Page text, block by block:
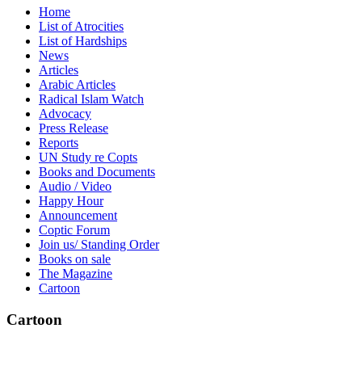
Home
List of Atrocities
List of Hardships
News
Articles
Arabic Articles
Radical Islam Watch
Advocacy
Press Release
Reports
UN Study re Copts
Books and Documents
Audio / Video
Happy Hour
Announcement
Coptic Forum
Join us/ Standing Order
Books on sale
The Magazine
Cartoon
Cartoon